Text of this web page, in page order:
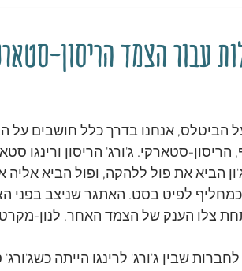
הביטלס, אנחנו בדרך כלל חושבים על
סטארקי. ג'ורג' הריסון ורינגו
הביא את פול ללהקה, ופול הביא אליה
כמחליף לפיט בסט. האתגר שניצב בפני
צלו הענק של הצמד האחר, לנון-
שבין ג'ורג' לרינגו הייתה